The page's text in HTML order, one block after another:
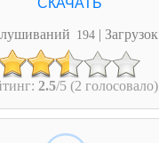
194 | Загрузок
2.5/5 (2 голосовало)